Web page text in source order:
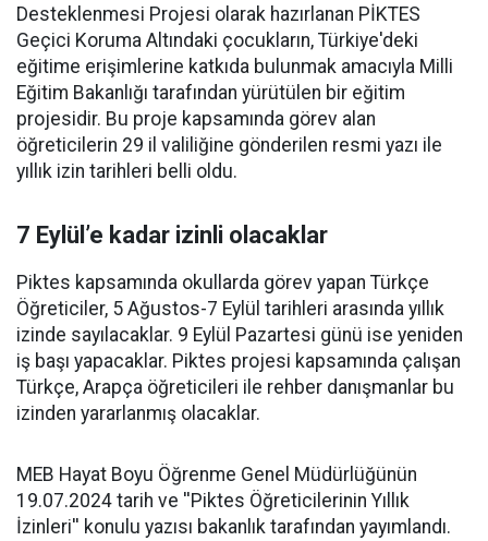
Desteklenmesi Projesi olarak hazırlanan PİKTES
Geçici Koruma Altındaki çocukların, Türkiye'deki
eğitime erişimlerine katkıda bulunmak amacıyla Milli
Eğitim Bakanlığı tarafından yürütülen bir eğitim
projesidir. Bu proje kapsamında görev alan
öğreticilerin 29 il valiliğine gönderilen resmi yazı ile
yıllık izin tarihleri belli oldu.
7 Eylül’e kadar izinli olacaklar
Piktes kapsamında okullarda görev yapan Türkçe
Öğreticiler, 5 Ağustos-7 Eylül tarihleri arasında yıllık
izinde sayılacaklar. 9 Eylül Pazartesi günü ise yeniden
iş başı yapacaklar. Piktes projesi kapsamında çalışan
Türkçe, Arapça öğreticileri ile rehber danışmanlar bu
izinden yararlanmış olacaklar.
MEB Hayat Boyu Öğrenme Genel Müdürlüğünün
19.07.2024 tarih ve ''Piktes Öğreticilerinin Yıllık
İzinleri'' konulu yazısı bakanlık tarafından yayımlandı.